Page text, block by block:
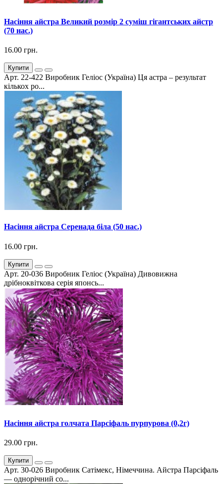
Насіння айстра Великий розмір 2 суміш гігантських айстр
(70 нас.)
16.00 грн.
Купити
Арт. 22-422 Виробник Геліос (Україна) Ця астра – результат
кількох ро...
Насіння айстра Серенада біла (50 нас.)
16.00 грн.
Купити
Арт. 20-036 Виробник Геліос (Україна) Дивовижна
дрібноквіткова серія японсь...
Насіння айстра голчата Парсіфаль пурпурова (0,2г)
29.00 грн.
Купити
Арт. 30-026 Виробник Сатімекс, Німеччина. Айстра Парсіфаль
— однорічний со...